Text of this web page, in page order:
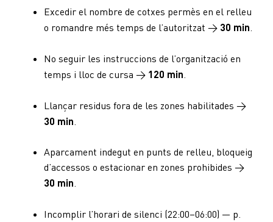
Excedir el nombre de cotxes permès en el relleu
o romandre més temps de l’autoritzat → 30 min.
No seguir les instruccions de l’organització en
temps i lloc de cursa → 120 min.
Llançar residus fora de les zones habilitades →
30 min
Aparcament indegut en punts de relleu, bloqueig
d’accessos o estacionar en zones prohibides →
30 min.
Incomplir l’horari de silenci (22:00–06:00) — p.